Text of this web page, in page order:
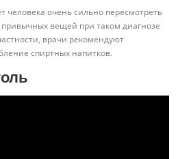
человека очень сильно пересмотреть
вещей при таком диагнозе
врачи рекомендуют
спиртных напитков.